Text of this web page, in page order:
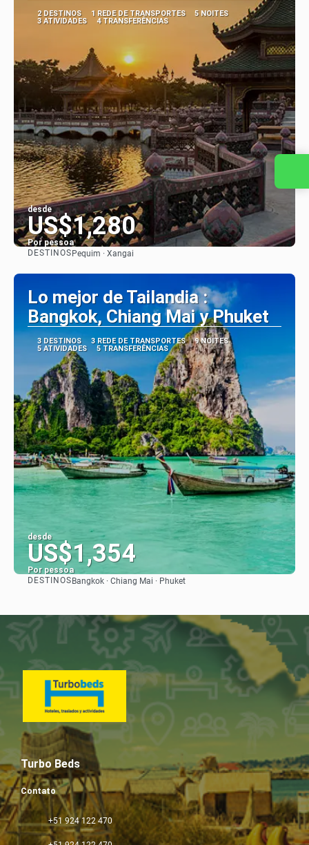
2 DESTINOS 1 REDE DE TRANSPORTES
5 NOITES
3 ATIVIDADES
4 TRANSFERÊNCIAS
desde
US$1,280
Por pessoa
DESTINOSPequim · Xangai
Lo mejor de Tailandia :
Bangkok, Chiang Mai y Phuket
3 DESTINOS 3 REDE DE TRANSPORTES
9 NOITES
5 ATIVIDADES
5 TRANSFERÊNCIAS
desde
US$1,354
Por pessoa
DESTINOSBangkok · Chiang Mai · Phuket
Turbo Beds
Contato
+51 924 122 470
Entre em contato conosco